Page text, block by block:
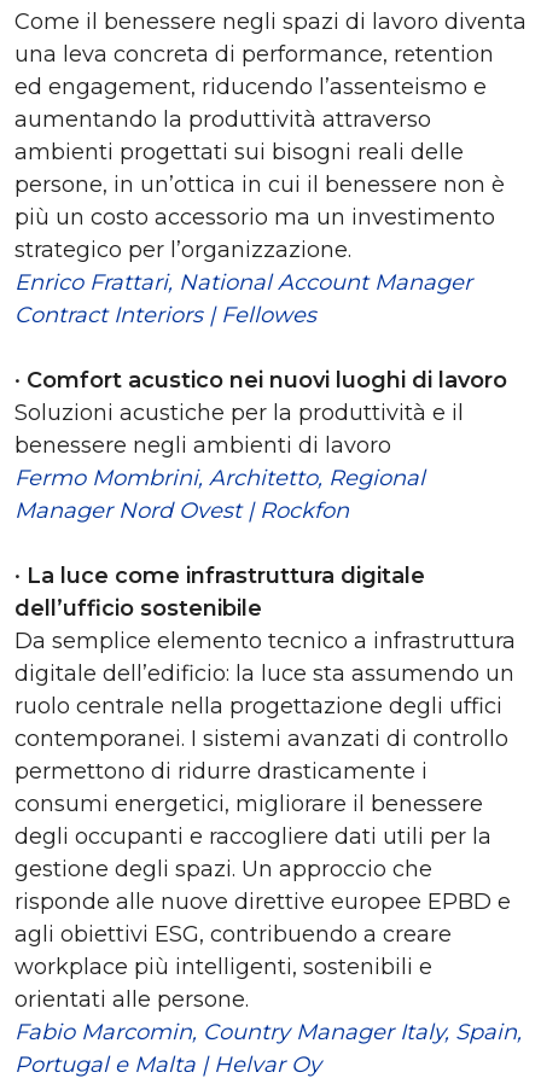
Come il benessere negli spazi di lavoro diventa
una leva concreta di performance, retention
ed engagement, riducendo l’assenteismo e
aumentando la produttività attraverso
ambienti progettati sui bisogni reali delle
persone, in un’ottica in cui il benessere non è
più un costo accessorio ma un investimento
strategico per l’organizzazione.
Enrico Frattari, National Account Manager
Contract Interiors | Fellowes
• Comfort acustico nei nuovi luoghi di lavoro
Soluzioni acustiche per la produttività e il
benessere negli ambienti di lavoro
Fermo Mombrini, Architetto, Regional
Manager Nord Ovest | Rockfon
• La luce come infrastruttura digitale
dell’ufficio sostenibile
Da semplice elemento tecnico a infrastruttura
digitale dell’edificio: la luce sta assumendo un
ruolo centrale nella progettazione degli uffici
contemporanei. I sistemi avanzati di controllo
permettono di ridurre drasticamente i
consumi energetici, migliorare il benessere
degli occupanti e raccogliere dati utili per la
gestione degli spazi. Un approccio che
risponde alle nuove direttive europee EPBD e
agli obiettivi ESG, contribuendo a creare
workplace più intelligenti, sostenibili e
orientati alle persone.
Fabio Marcomin, Country Manager Italy, Spain,
Portugal e Malta | Helvar Oy